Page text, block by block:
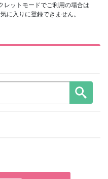
レットモードでご利用の場合は
に入りに登録できません。